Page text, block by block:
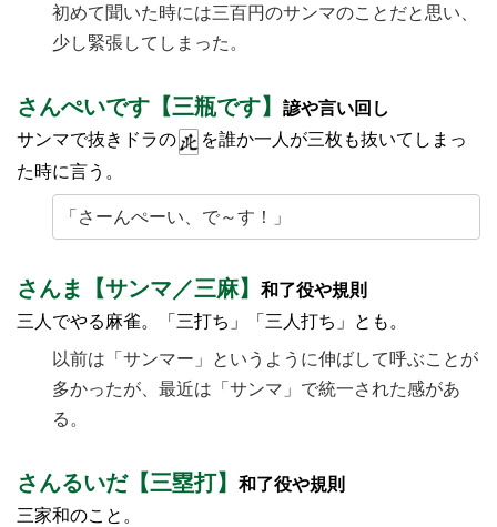
初めて聞いた時には三百円のサンマのことだと思い、
少し緊張してしまった。
さんぺいです【三瓶です】 諺や言い回し
サンマで抜きドラの
を誰か一人が三枚も抜いてしまっ
た時に言う。
「さーんぺーい、で～す！」
さんま【サンマ／三麻】 和了役や規則
三人でやる麻雀。「三打ち」「三人打ち」とも。
以前は「サンマー」というように伸ばして呼ぶことが
多かったが、最近は「サンマ」で統一された感があ
る。
さんるいだ【三塁打】 和了役や規則
三家和のこと。